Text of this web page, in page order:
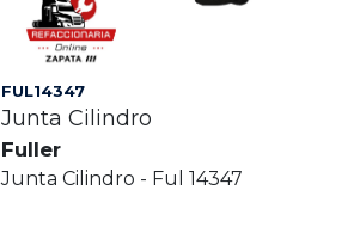
FUL14347
Junta Cilindro
Fuller
Junta Cilindro - Ful 14347